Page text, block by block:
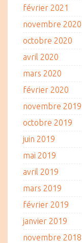
février 2021
novembre 2020
octobre 2020
avril 2020
mars 2020
février 2020
novembre 2019
octobre 2019
juin 2019
mai 2019
avril 2019
mars 2019
février 2019
janvier 2019
novembre 2018